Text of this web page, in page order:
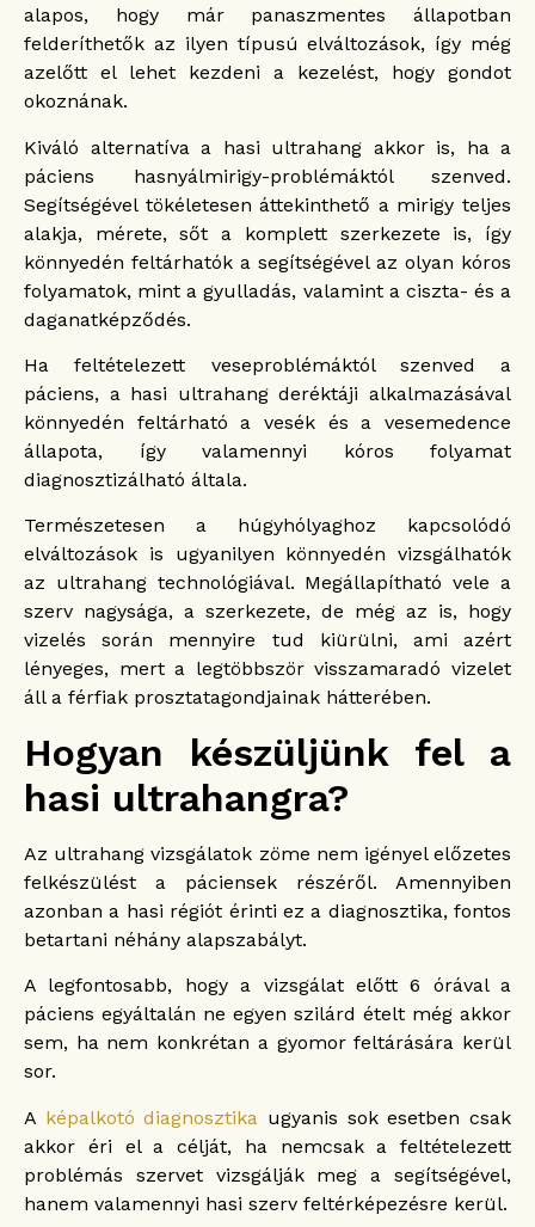
alapos, hogy már panaszmentes állapotban
felderíthetők az ilyen típusú elváltozások, így még
azelőtt el lehet kezdeni a kezelést, hogy gondot
okoznának.
Kiváló alternatíva a hasi ultrahang akkor is, ha a
páciens hasnyálmirigy-problémáktól szenved.
Segítségével tökéletesen áttekinthető a mirigy teljes
alakja, mérete, sőt a komplett szerkezete is, így
könnyedén feltárhatók a segítségével az olyan kóros
folyamatok, mint a gyulladás, valamint a ciszta- és a
daganatképződés.
Ha feltételezett veseproblémáktól szenved a
páciens, a hasi ultrahang deréktáji alkalmazásával
könnyedén feltárható a vesék és a vesemedence
állapota, így valamennyi kóros folyamat
diagnosztizálható általa.
Természetesen a húgyhólyaghoz kapcsolódó
elváltozások is ugyanilyen könnyedén vizsgálhatók
az ultrahang technológiával. Megállapítható vele a
szerv nagysága, a szerkezete, de még az is, hogy
vizelés során mennyire tud kiürülni, ami azért
lényeges, mert a legtöbbször visszamaradó vizelet
áll a férfiak prosztatagondjainak hátterében.
Hogyan készüljünk fel a
hasi ultrahangra?
Az ultrahang vizsgálatok zöme nem igényel előzetes
felkészülést a páciensek részéről. Amennyiben
azonban a hasi régiót érinti ez a diagnosztika, fontos
betartani néhány alapszabályt.
A legfontosabb, hogy a vizsgálat előtt 6 órával a
páciens egyáltalán ne egyen szilárd ételt még akkor
sem, ha nem konkrétan a gyomor feltárására kerül
sor.
A képalkotó diagnosztika ugyanis sok esetben csak
akkor éri el a célját, ha nemcsak a feltételezett
problémás szervet vizsgálják meg a segítségével,
hanem valamennyi hasi szerv feltérképezésre kerül.